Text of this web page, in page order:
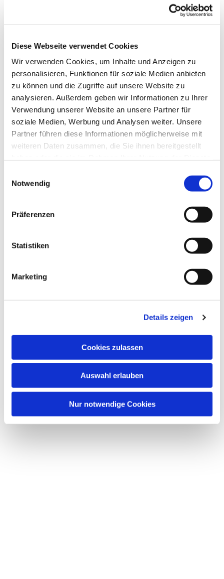
Diese Webseite verwendet Cookies
Wir verwenden Cookies, um Inhalte und Anzeigen zu
personalisieren, Funktionen für soziale Medien anbieten
zu können und die Zugriffe auf unsere Website zu
analysieren. Außerdem geben wir Informationen zu Ihrer
Verwendung unserer Website an unsere Partner für
soziale Medien, Werbung und Analysen weiter. Unsere
Partner führen diese Informationen möglicherweise mit
weiteren Daten zusammen, die Sie ihnen bereitgestellt
Notwendig
Präferenzen
Statistiken
Marketing
Details zeigen
Cookies zulassen
Auswahl erlauben
Nur notwendige Cookies
44866 Bochum
Dies könnte Sie auch
interessieren